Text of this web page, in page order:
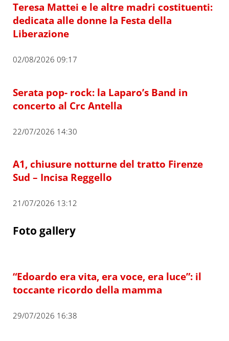
Teresa Mattei e le altre madri costituenti:
dedicata alle donne la Festa della
Liberazione
02/08/2026 09:17
Serata pop- rock: la Laparo’s Band in
concerto al Crc Antella
22/07/2026 14:30
A1, chiusure notturne del tratto Firenze
Sud – Incisa Reggello
21/07/2026 13:12
Foto gallery
“Edoardo era vita, era voce, era luce”: il
toccante ricordo della mamma
29/07/2026 16:38